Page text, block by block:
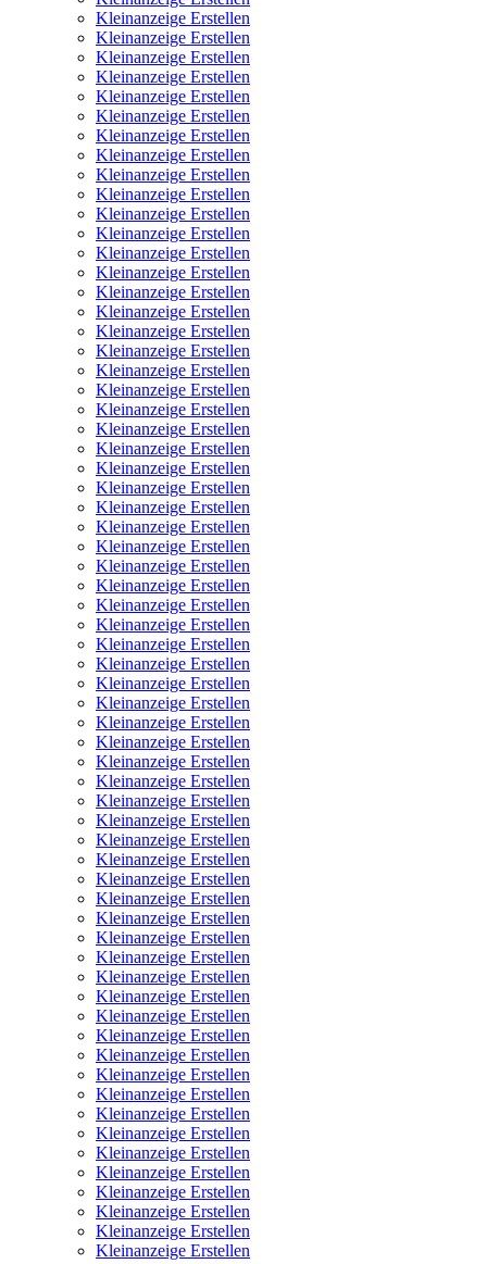
Kleinanzeige Erstellen
Kleinanzeige Erstellen
Kleinanzeige Erstellen
Kleinanzeige Erstellen
Kleinanzeige Erstellen
Kleinanzeige Erstellen
Kleinanzeige Erstellen
Kleinanzeige Erstellen
Kleinanzeige Erstellen
Kleinanzeige Erstellen
Kleinanzeige Erstellen
Kleinanzeige Erstellen
Kleinanzeige Erstellen
Kleinanzeige Erstellen
Kleinanzeige Erstellen
Kleinanzeige Erstellen
Kleinanzeige Erstellen
Kleinanzeige Erstellen
Kleinanzeige Erstellen
Kleinanzeige Erstellen
Kleinanzeige Erstellen
Kleinanzeige Erstellen
Kleinanzeige Erstellen
Kleinanzeige Erstellen
Kleinanzeige Erstellen
Kleinanzeige Erstellen
Kleinanzeige Erstellen
Kleinanzeige Erstellen
Kleinanzeige Erstellen
Kleinanzeige Erstellen
Kleinanzeige Erstellen
Kleinanzeige Erstellen
Kleinanzeige Erstellen
Kleinanzeige Erstellen
Kleinanzeige Erstellen
Kleinanzeige Erstellen
Kleinanzeige Erstellen
Kleinanzeige Erstellen
Kleinanzeige Erstellen
Kleinanzeige Erstellen
Kleinanzeige Erstellen
Kleinanzeige Erstellen
Kleinanzeige Erstellen
Kleinanzeige Erstellen
Kleinanzeige Erstellen
Kleinanzeige Erstellen
Kleinanzeige Erstellen
Kleinanzeige Erstellen
Kleinanzeige Erstellen
Kleinanzeige Erstellen
Kleinanzeige Erstellen
Kleinanzeige Erstellen
Kleinanzeige Erstellen
Kleinanzeige Erstellen
Kleinanzeige Erstellen
Kleinanzeige Erstellen
Kleinanzeige Erstellen
Kleinanzeige Erstellen
Kleinanzeige Erstellen
Kleinanzeige Erstellen
Kleinanzeige Erstellen
Kleinanzeige Erstellen
Kleinanzeige Erstellen
Kleinanzeige Erstellen